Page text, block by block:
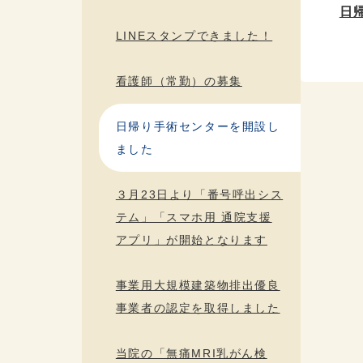
日
LINEスタンプできました！
看護師（常勤）の募集
日帰り手術センターを開設し
ました
３月23日より「番号呼出シス
テム」「スマホ用 通院支援
アプリ」が開始となります
事業用大規模建築物排出優良
事業者の認定を取得しました
当院の「無痛MRI乳がん検